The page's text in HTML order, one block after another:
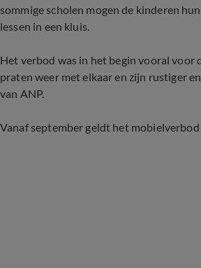
sommige scholen mogen de kinderen
lessen in een kluis.
Het verbod was in het begin vooral voor
praten weer met elkaar en zijn rustiger
van ANP.
Vanaf september geldt het